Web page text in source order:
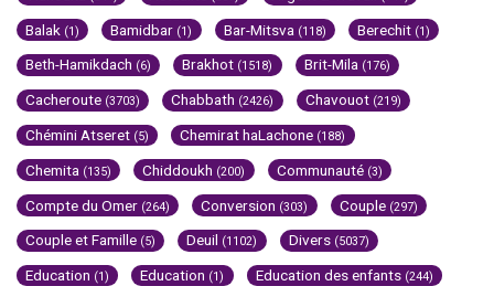
Balak (1) Bamidbar (1) Bar-Mitsva (118) Berechit (1)
Beth-Hamikdach (6) Brakhot (1518) Brit-Mila (176)
Cacheroute (3703) Chabbath (2426) Chavouot (219)
Chémini Atseret (5) Chemirat haLachone (188)
Chemita (135) Chiddoukh (200) Communauté (3)
Compte du Omer (264) Conversion (303) Couple (297)
Couple et Famille (5) Deuil (1102) Divers (5037)
Education (1) Education (1) Education des enfants (244)